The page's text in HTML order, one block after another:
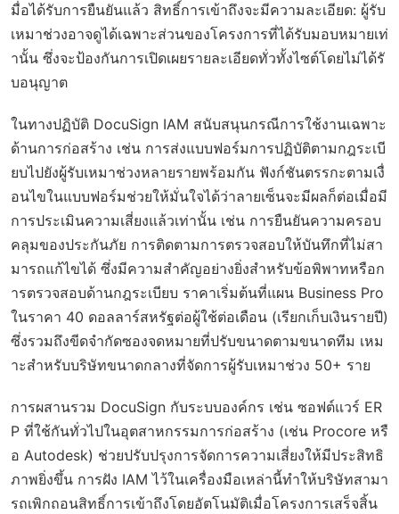
มื่อได้รับการยืนยันแล้ว สิทธิ์การเข้าถึงจะมีความละเอียด: ผู้รับ
เหมาช่วงอาจดูได้เฉพาะส่วนของโครงการที่ได้รับมอบหมายเท่
านั้น ซึ่งจะป้องกันการเปิดเผยรายละเอียดทั่วทั้งไซต์โดยไม่ได้รั
บอนุญาต
ในทางปฏิบัติ DocuSign IAM สนับสนุนกรณีการใช้งานเฉพาะ
ด้านการก่อสร้าง เช่น การส่งแบบฟอร์มการปฏิบัติตามกฎระเบี
ยบไปยังผู้รับเหมาช่วงหลายรายพร้อมกัน ฟังก์ชันตรรกะตามเงื่
อนไขในแบบฟอร์มช่วยให้มั่นใจได้ว่าลายเซ็นจะมีผลก็ต่อเมื่อมี
การประเมินความเสี่ยงแล้วเท่านั้น เช่น การยืนยันความครอบ
คลุมของประกันภัย การติดตามการตรวจสอบให้บันทึกที่ไม่สา
มารถแก้ไขได้ ซึ่งมีความสำคัญอย่างยิ่งสำหรับข้อพิพาทหรือก
ารตรวจสอบด้านกฎระเบียบ ราคาเริ่มต้นที่แผน Business Pro
ในราคา 40 ดอลลาร์สหรัฐต่อผู้ใช้ต่อเดือน (เรียกเก็บเงินรายปี)
ซึ่งรวมถึงขีดจำกัดซองจดหมายที่ปรับขนาดตามขนาดทีม เหม
าะสำหรับบริษัทขนาดกลางที่จัดการผู้รับเหมาช่วง 50+ ราย
การผสานรวม DocuSign กับระบบองค์กร เช่น ซอฟต์แวร์ ER
P ที่ใช้กันทั่วไปในอุตสาหกรรมการก่อสร้าง (เช่น Procore หรื
อ Autodesk) ช่วยปรับปรุงการจัดการความเสี่ยงให้มีประสิทธิ
ภาพยิ่งขึ้น การฝัง IAM ไว้ในเครื่องมือเหล่านี้ทำให้บริษัทสามา
รถเพิกถอนสิทธิ์การเข้าถึงโดยอัตโนมัติเมื่อโครงการเสร็จสิ้น